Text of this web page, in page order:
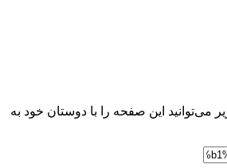
می‌توانید این صفحه را با دوستان خود به